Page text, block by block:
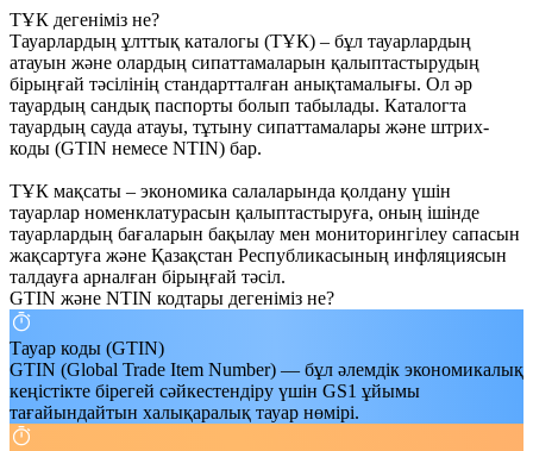
ТҰК дегеніміз не?
Тауарлардың ұлттық каталогы (ТҰК) – бұл тауарлардың
атауын және олардың сипаттамаларын қалыптастырудың
бірыңғай тәсілінің стандартталған анықтамалығы. Ол әр
тауардың сандық паспорты болып табылады. Каталогта
тауардың сауда атауы, тұтыну сипаттамалары және штрих-
коды (GTIN немесе NTIN) бар.
ТҰК мақсаты – экономика салаларында қолдану үшін
тауарлар номенклатурасын қалыптастыруға, оның ішінде
тауарлардың бағаларын бақылау мен мониторингілеу сапасын
жақсартуға және Қазақстан Республикасының инфляциясын
талдауға арналған бірыңғай тәсіл.
GTIN және NTIN кодтары дегеніміз не?
Тауар коды (GTIN)
GTIN (Global Trade Item Number) — бұл әлемдік экономикалық
кеңістікте бірегей сәйкестендіру үшін GS1 ұйымы
тағайындайтын халықаралық тауар нөмірі.